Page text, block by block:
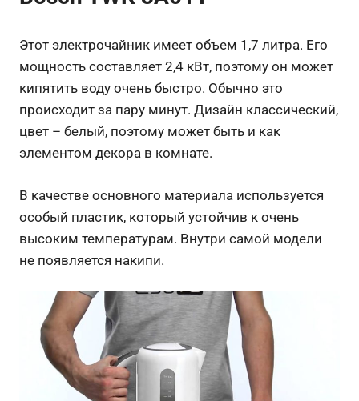
Этот электрочайник имеет объем 1,7 литра. Его
мощность составляет 2,4 кВт, поэтому он может
кипятить воду очень быстро. Обычно это
происходит за пару минут. Дизайн классический,
цвет – белый, поэтому может быть и как
элементом декора в комнате.
В качестве основного материала используется
особый пластик, который устойчив к очень
высоким температурам. Внутри самой модели
не появляется накипи.